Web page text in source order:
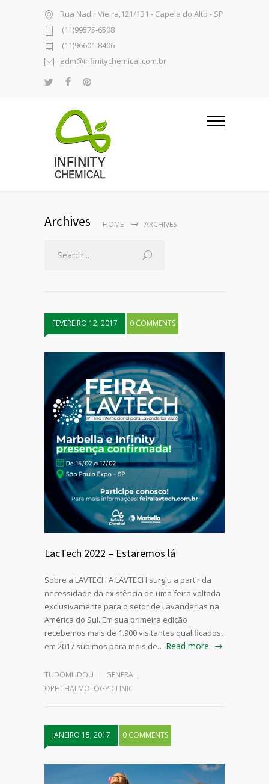
Rua Nadir Vieira,121/131 - Capela do Alto - SP
(11)99575-6508
(11)96601-8406
adm@infinitychemical.com.br
Archives HOME ARCHIVES
FEVEREIRO 12, 2017 0 COMMENTS
LacTech 2022 – Estaremos lá
Sobre a LAVTECH A LAVTECH surgiu a partir da
necessidade da existência de uma feira voltada
exclusivamente para o setor de Lavanderias na
América do Sul. Em sua primeira edição
recebemos mais de 1.900 visitantes qualificados,
em 2017 subimos para mais de… Read more
TUDOMUDOU GENERAL,
OPHTHALMOLOGY CLINIC
JANEIRO 15, 2017 0 COMMENTS